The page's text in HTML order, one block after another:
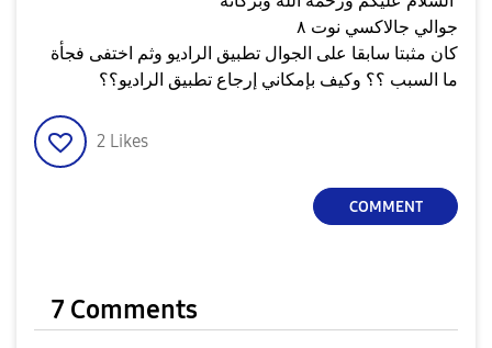
جوالي جالاكسي نوت ٨
كان مثبتا سابقا على الجوال تطبيق الراديو وثم اختفى فجأة
ما السبب ؟؟ وكيف بإمكاني إرجاع تطبيق الراديو؟؟
2 Likes
COMMENT
7 Comments